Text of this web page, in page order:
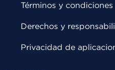
Términos y condiciones
Derechos y
Privacidad de